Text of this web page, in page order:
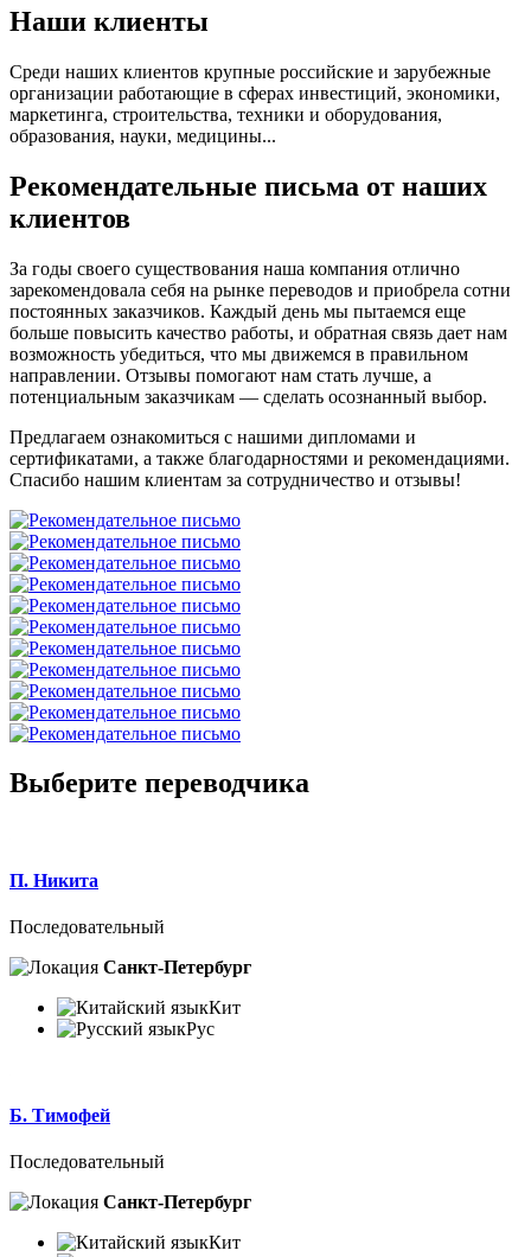
Наши клиенты
Среди наших клиентов крупные российские и зарубежные
организации работающие в сферах инвестиций, экономики,
маркетинга, строительства, техники и оборудования,
образования, науки, медицины...
Рекомендательные письма от наших
клиентов
За годы своего существования наша компания отлично
зарекомендовала себя на рынке переводов и приобрела сотни
постоянных заказчиков. Каждый день мы пытаемся еще
больше повысить качество работы, и обратная связь дает нам
возможность убедиться, что мы движемся в правильном
направлении. Отзывы помогают нам стать лучше, а
потенциальным заказчикам — сделать осознанный выбор.
Предлагаем ознакомиться с нашими дипломами и
сертификатами, а также благодарностями и рекомендациями.
Спасибо нашим клиентам за сотрудничество и отзывы!
Выберите переводчика
П. Никита
Последовательный
Санкт-Петербург
Кит
Рус
Б. Тимофей
Последовательный
Санкт-Петербург
Кит